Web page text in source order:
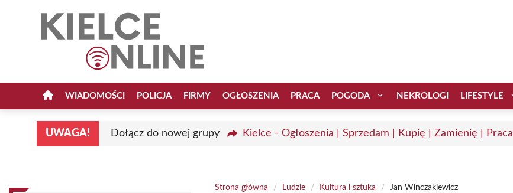
WIADOMOŚCI POLICJA FIRMY OGŁOSZENIA PRACA POGODA NEKROLOGI LIFESTYLE
UWAGA! Dołącz do nowej grupy Kielce - Ogłoszenia | Sprzedam | Kupię | Zamienię | Praca
Strona główna / Ludzie / Kultura i sztuka / Jan Winczakiewicz